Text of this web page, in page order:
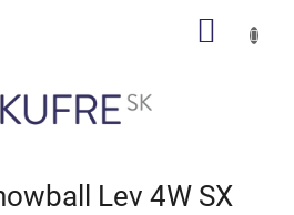
Lev 4W SX